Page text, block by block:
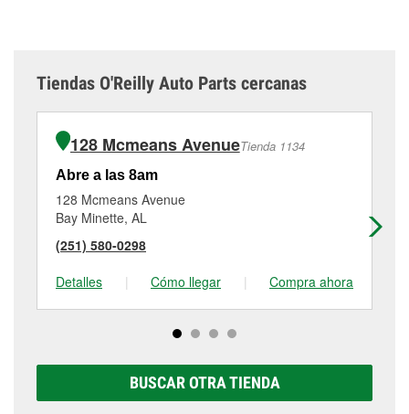
Tiendas O'Reilly Auto Parts cercanas
128 Mcmeans AvenueTienda 1134
Abre a las 8am
128 Mcmeans Avenue
Bay Minette, AL
(251) 580-0298
Detalles
| Cómo llegar | Compra ahora
BUSCAR OTRA TIENDA